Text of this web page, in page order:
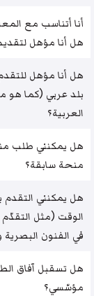
أنا أتناسب مع
هل أنا مؤهل
هل أنا مؤهل
بلد عربي (كما هو
العربية؟
هل يمكنني طلب
منحة سابقة؟
هل يمكنني
الوقت (مثل
في الفنون البصرية
هل تسقبل آفاق
مؤسّسي؟